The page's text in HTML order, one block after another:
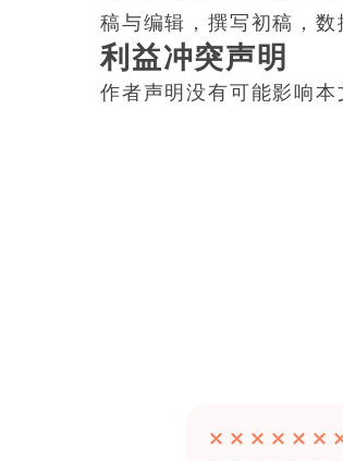
稿与编辑，撰写初稿，数
利益冲突声明
作者声明没有可能影响本